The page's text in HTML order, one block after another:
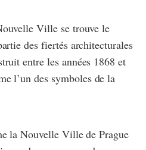
Ville se trouve le
des fiertés architecturales
entre les années 1868 et
l’un des symboles de la
la Nouvelle Ville de Prague